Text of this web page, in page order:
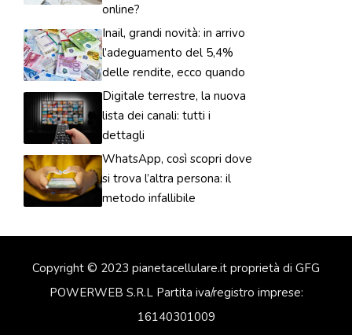
online?
Inail, grandi novità: in arrivo
l’adeguamento del 5,4%
delle rendite, ecco quando
Digitale terrestre, la nuova
lista dei canali: tutti i
dettagli
WhatsApp, così scopri dove
si trova l’altra persona: il
metodo infallibile
Copyright © 2023 pianetacellulare.it proprietà di GFG
POWERWEB S.R.L Partita iva/registro imprese:
16140301009